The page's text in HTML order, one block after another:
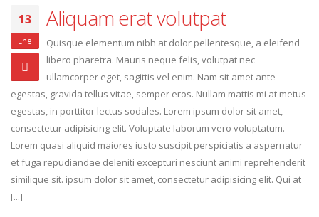
13
Ene
Aliquam erat volutpat
Quisque elementum nibh at dolor pellentesque, a eleifend
libero pharetra. Mauris neque felis, volutpat nec
ullamcorper eget, sagittis vel enim. Nam sit amet ante
egestas, gravida tellus vitae, semper eros. Nullam mattis mi at metus
egestas, in porttitor lectus sodales. Lorem ipsum dolor sit amet,
consectetur adipisicing elit. Voluptate laborum vero voluptatum.
Lorem quasi aliquid maiores iusto suscipit perspiciatis a aspernatur
et fuga repudiandae deleniti excepturi nesciunt animi reprehenderit
similique sit. ipsum dolor sit amet, consectetur adipisicing elit. Qui at
[...]